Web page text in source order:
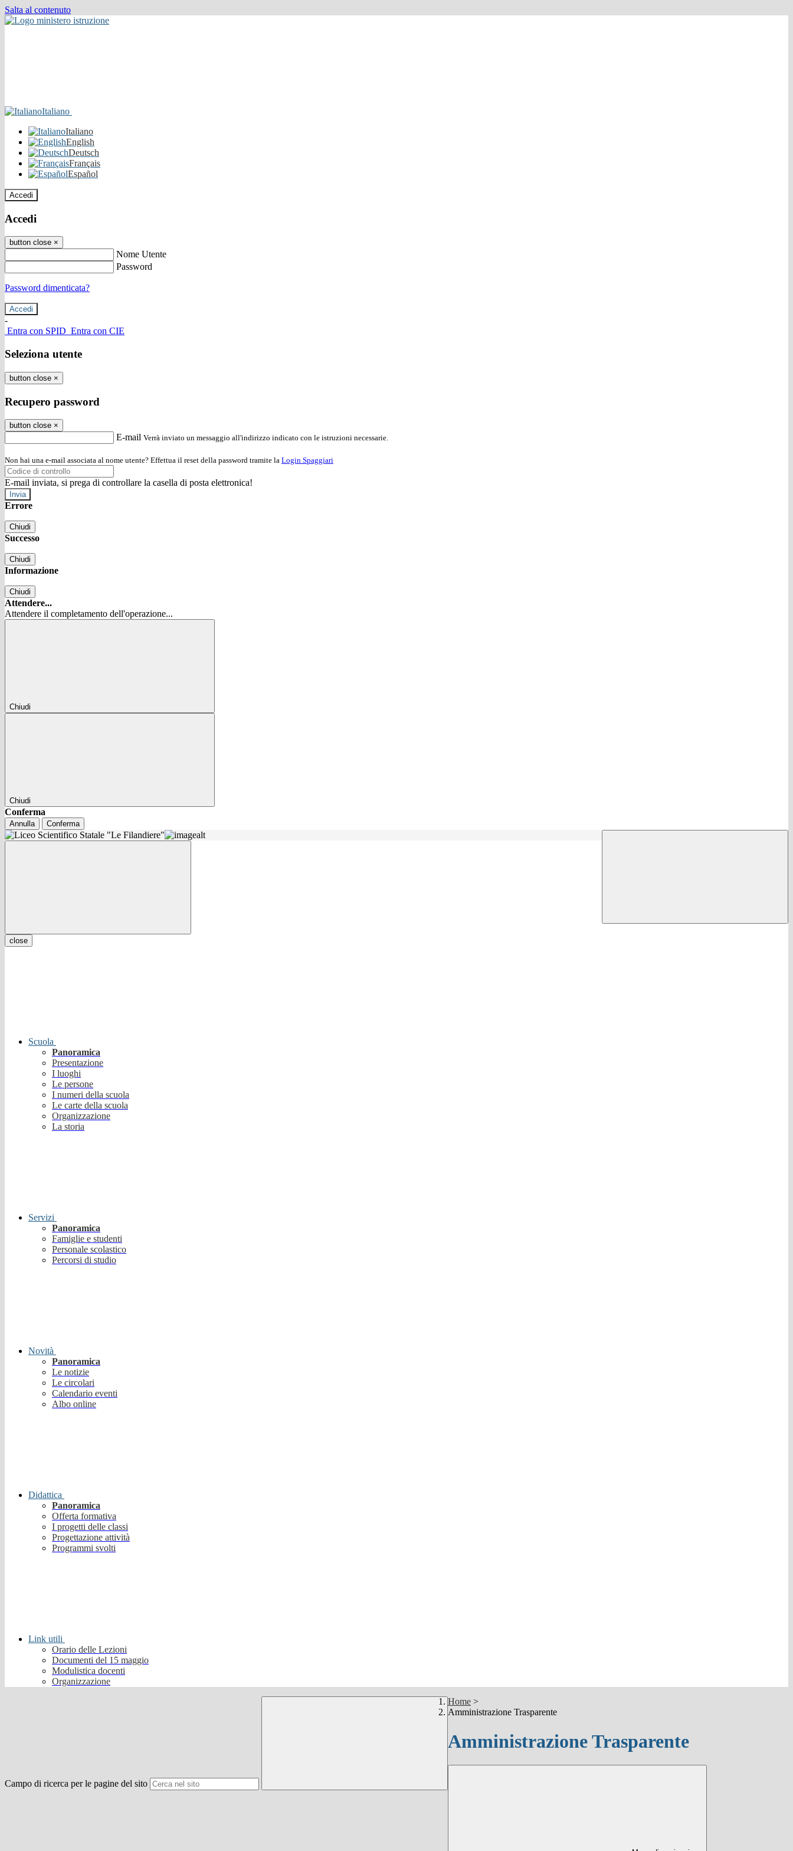
Salta al contenuto
Italiano
Italiano
English
Deutsch
Français
Español
Accedi
Accedi
button close ×
Nome Utente
Password
Password dimenticata?
-
Entra con SPID Entra con CIE
Seleziona utente
button close ×
Recupero password
button close ×
E-mail Verrà inviato un messaggio all'indirizzo indicato con le istruzioni necessarie.
Non hai una e-mail associata al nome utente? Effettua il reset della password tramite la Login Spaggiari
E-mail inviata, si prega di controllare la casella di posta elettronica!
Errore
Chiudi
Successo
Chiudi
Informazione
Chiudi
Attendere...
Attendere il completamento dell'operazione...
Chiudi
Chiudi
Conferma
Annulla Conferma
close
Scuola
Panoramica
Presentazione
I luoghi
Le persone
I numeri della scuola
Le carte della scuola
Organizzazione
La storia
Servizi
Panoramica
Famiglie e studenti
Personale scolastico
Percorsi di studio
Novità
Panoramica
Le notizie
Le circolari
Calendario eventi
Albo online
Didattica
Panoramica
Offerta formativa
I progetti delle classi
Progettazione attività
Programmi svolti
Link utili
Orario delle Lezioni
Documenti del 15 maggio
Modulistica docenti
Organizzazione
Campo di ricerca per le pagine del sito
Home >
Amministrazione Trasparente
Amministrazione Trasparente